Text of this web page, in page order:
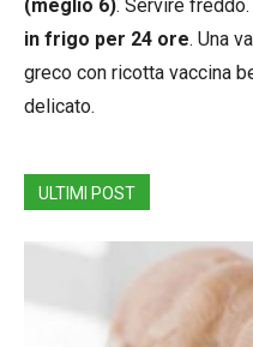
(meglio 6). Servire freddo.
in frigo per 24 ore. Una
greco con ricotta vaccina
delicato.
ULTIMI POST